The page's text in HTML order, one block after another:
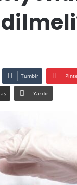
Tumblr
Yazdır